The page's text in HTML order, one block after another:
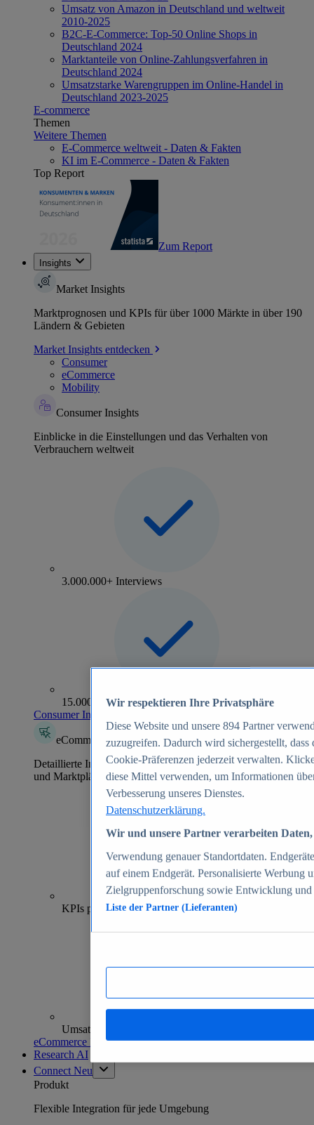
Umsatz von Amazon in Deutschland und weltweit
2010-2025
B2C-E-Commerce: Top-50 Online Shops in
Deutschland 2024
Marktanteile von Online-Zahlungsverfahren in
Deutschland 2024
Umsatzstarke Warengruppen im Online-Handel in
Deutschland 2023-2025
E-commerce
Themen
Weitere Themen
E-Commerce weltweit - Daten & Fakten
KI im E-Commerce - Daten & Fakten
Top Report
Zum Report
Insights
Market Insights
Marktprognosen und KPIs für über 1000 Märkte in über 190
Ländern & Gebieten
Market Insights entdecken
Consumer
eCommerce
Mobility
Consumer Insights
Einblicke in die Einstellungen und das Verhalten von
Verbrauchern weltweit
3.000.000+ Interviews
15.000+ Marken
Consumer Insights entdecken
eCommerce Insights
Detaillierte Informationen zu mehr als 39.000 Online-Shops
und Marktplätzen
70+
KPIs pro Shop
Umsatzanalysen und -prognosen
eCommerce Insights entdecken
Research AI
Connect Neu
Produkt
Flexible Integration für jede Umgebung
Wir respektieren Ihre Privatsphäre
Diese Website und unsere 894 Partner
zuzugreifen. Dadurch wird sichergestellt,
Cookie-Präferenzen jederzeit verwalten.
diese Mittel verwenden, um Informationen
Verbesserung unseres Dienstes.
Datenschutzerklärung.
Wir und unsere Partner verarbeiten
Verwendung genauer Standortdaten.
auf einem Endgerät. Personalisierte Werbung
Zielgruppenforschung sowie Entwicklung
Liste der Partner (Lieferanten)